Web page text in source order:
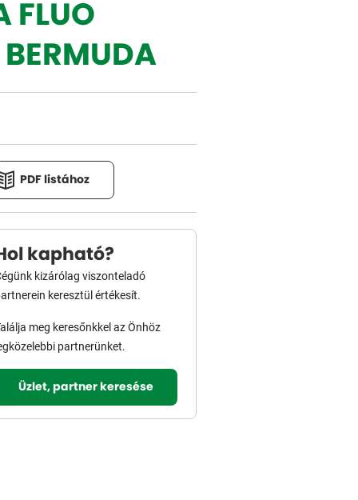
FLUO
PDF listához
kapható?
kizárólag viszonteladó
keresztül értékesít.
meg keresőnkkel az Önhöz
partnerünket.
Üzlet, partner keresése